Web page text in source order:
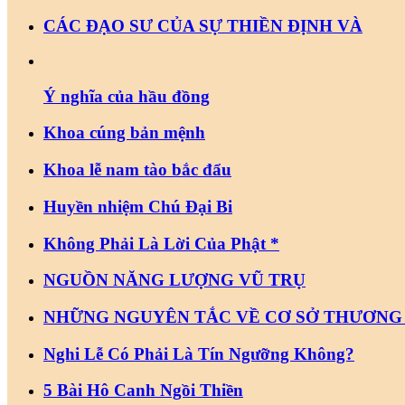
CÁC ĐẠO SƯ CỦA SỰ THIỀN ĐỊNH VÀ
Ý nghĩa của hầu đồng
Khoa cúng bản mệnh
Khoa lễ nam tào bắc đẩu
Huyền nhiệm Chú Đại Bi
Không Phải Là Lời Của Phật *
NGUỒN NĂNG LƯỢNG VŨ TRỤ
NHỮNG NGUYÊN TẮC VỀ CƠ SỞ
Nghi Lễ Có Phải Là Tín Ngưỡng Không?
5 Bài Hô Canh Ngồi Thiền